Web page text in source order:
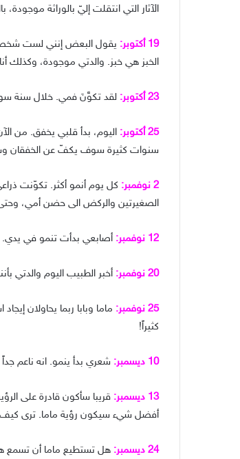
الآثار التي انتقلت إليّ بالوراثة
19 أكتوبر:
يقول البعض إنني لست
الخبز هي خبز. والدتي موجودة، وكذلك
23 أكتوبر: لقد تكوَّنَ فمي. خلال سنة
25 أكتوبر:
اليوم، بدأ قلبي يخفق. من
سنوات كثيرة سوف يكفّ عن الخفقان
2 نوفمبر:
كل يوم أنمو أكثر. تكوّنت
الصغيرتين والركض الى حضن أمي، وحتى
12 نوفمبر: أصابعي بدأت تنمو في
20 نوفمبر: أخبر الطبيب اليوم
25 نوفمبر:
ماما وبابا ربما يحاولان
كثيراً!
10 ديسمبر: شعري بدأ ينمو. انه ناعم
13 ديسمبر:
قريبا سأكون قادرة على
أفضل شيء سيكون رؤية ماما. ترى كيف
24 ديسمبر:
هل تستطيع ماما أن